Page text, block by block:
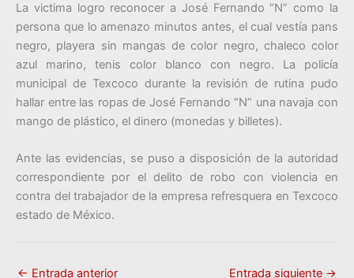
La victima logro reconocer a José Fernando “N” como la
persona que lo amenazo minutos antes, el cual vestía pans
negro, playera sin mangas de color negro, chaleco color
azul marino, tenis color blanco con negro. La policía
municipal de Texcoco durante la revisión de rutina pudo
hallar entre las ropas de José Fernando “N” una navaja con
mango de plástico, el dinero (monedas y billetes).
Ante las evidencias, se puso a disposición de la autoridad
correspondiente por el delito de robo con violencia en
contra del trabajador de la empresa refresquera en Texcoco
estado de México.
← Entrada anterior Entrada siguiente →